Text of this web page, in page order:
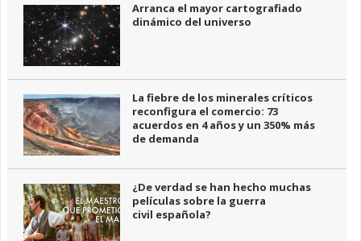
Arranca el mayor cartografiado
dinámico del universo
La fiebre de los minerales críticos
reconfigura el comercio: 73
acuerdos en 4 años y un 350% más
de demanda
¿De verdad se han hecho muchas
películas sobre la guerra
civil española?